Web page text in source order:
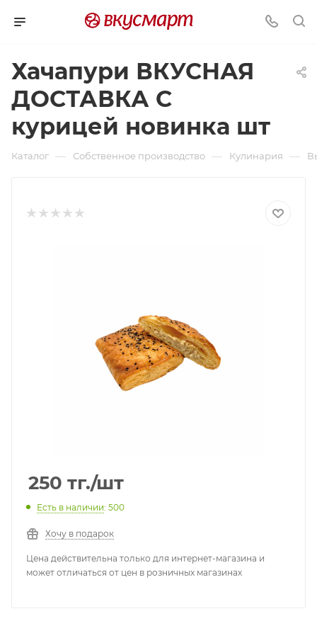
Хачапури ВКУСНАЯ
ДОСТАВКА С
курицей новинка шт
Каталог — Собственное производство — Кулинария —
250 тг./шт
Есть в наличии: 500
Хочу в подарок
Цена действительна только для интернет-магазина и
может отличаться от цен в розничных магазинах